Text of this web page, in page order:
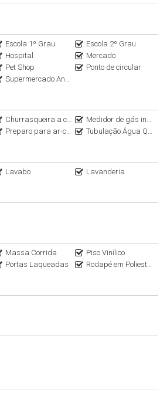
Escola 1º Grau
Escola 2º Grau
Hospital
Mercado
Pet Shop
Ponto de circular
Supermercado Angeloni
Churrasqueira a carvão
Medidor de gás individual
Preparo para ar-condicionado Split (tubulação) Tubulação Água Quente
Lavabo Lavanderia
Massa Corrida
Piso Vinílico
Portas Laqueadas Rodapé em Poliestireno